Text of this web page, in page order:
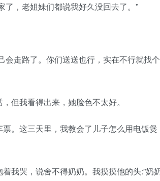
，老姐妹们都说我好久没回去了。”
走路了。你们送送也行，实在不行就找
我看得出来，她脸色不太好。
这三天里，我教会了儿子怎么用电饭煲
哭，说舍不得奶奶。我摸摸他的头:”奶